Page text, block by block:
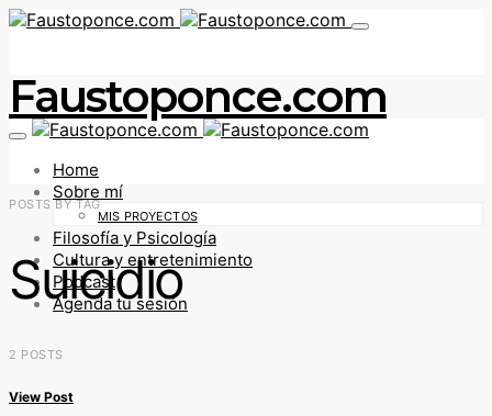
Faustoponce.com
Home
Sobre mí
MIS PROYECTOS
Filosofía y Psicología
Cultura y entretenimiento
Podcast
Agenda tu sesión
POSTS BY TAG
Suicidio
2 POSTS
View Post